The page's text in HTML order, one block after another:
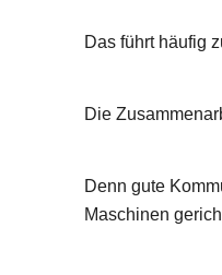
Das führt häufig
Die
Denn gute
Maschinen